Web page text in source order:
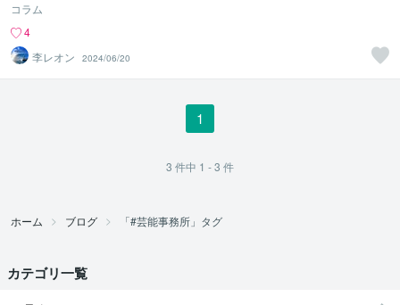
コラム
4
李レオン
2024/06/20
1
3 件中 1 - 3 件
ホーム ブログ 「#芸能事務所」タグ
カテゴリ一覧